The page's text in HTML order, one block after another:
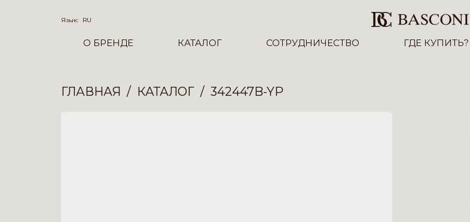
Язык: RU
О БРЕНДЕ КАТАЛОГ СОТРУДНИЧЕСТВО ГДЕ КУПИТЬ?
ГЛАВНАЯ КАТАЛОГ 342447B-YP